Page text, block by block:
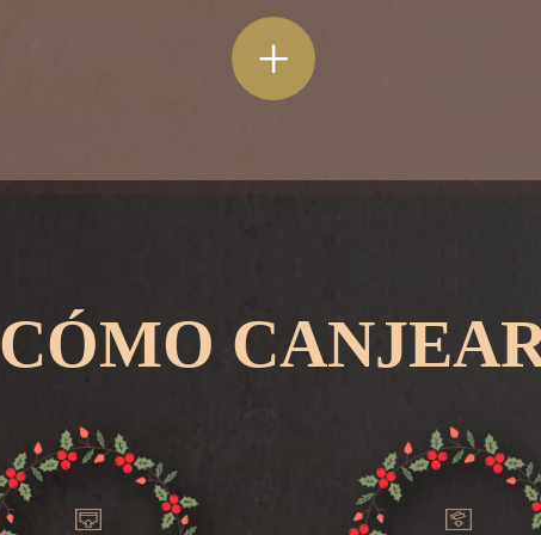
+
CÓMO